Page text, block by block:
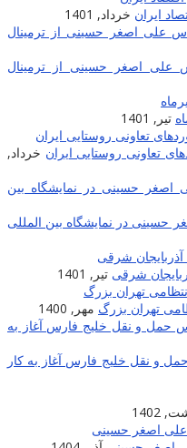
ایران خرداد, 1401
علی اصغر حسینی از ترمینال
تیر, 1401
تعاونی روستایی ایران خرداد,
در نمایشگاه بین المللی
شرقی تیر, 1401
تهران بزرگ مهر, 1400
و نقل خلیج فارس آغاز به کار
1402